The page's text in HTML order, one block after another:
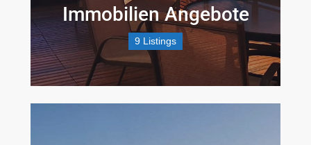
Immobilien Angebote
9 Listings